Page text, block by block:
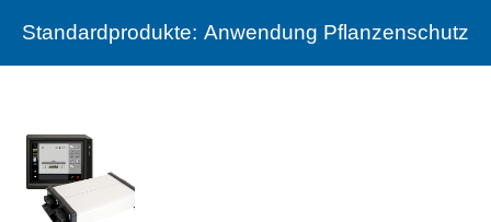
Standardprodukte: Anwendung Pflanzenschutz